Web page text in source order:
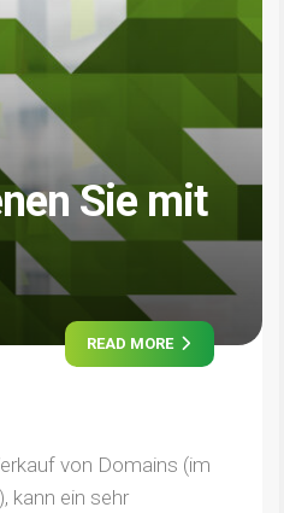
Sie mit
READ MORE
von Domains (im
kann ein sehr